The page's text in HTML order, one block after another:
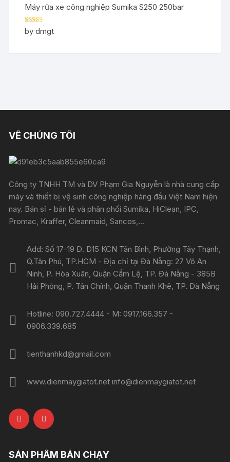
Máy rửa xe công nghiệp Sumika S250 250bar
Rated5out
of 5
by dmgt
VỀ CHÚNG TÔI
Công ty TNHH TM và DV Phạm Gia Nguyễn là nhà cung cấp
máy và thiết bị vệ sinh công nghiệp hàng đầu Việt Nam hiện
nay. Bán sỉ - bán lẻ và phân phối Sumika, HiClean, IPC,
Promac, Kraffer, Cleanmaid, Sancos,...
Add: Số 17-19 Đ. D15 KCN Tân Bình, Phường Tây Thạnh,
Q.Tân Phú, TP.HCM - Địa chỉ tại Đà Nẵng: 27 Võ An
Ninh, P. Hòa Xuân, Quận Cẩm Lệ, TP. Đà Nẵng - 385B
Hải Phòng, P. Tân Chính, Quận Thanh Khê, TP. Đà Nẵng
Hotline: 090.727.4444 - M: 0917.166.357 -
0906.339.685
tienthanhkd@gmail.com
www.dienmaygiatot.net info@dienmaygiatot.net
SẢN PHẨM BÁN CHẠY